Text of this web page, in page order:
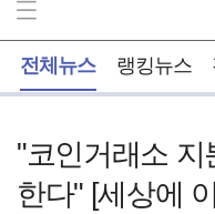
전체뉴스 랭킹뉴스
"코인거래소 지
한다" [세상에